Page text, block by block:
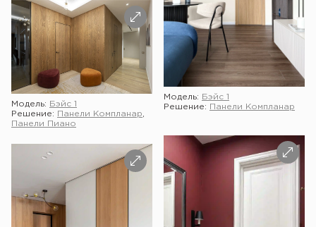
Модель:
Бэйс 1
Решение:
Панели Компланар
Модель:
Бэйс 1
Решение:
Панели Компланар
Панели Пиано